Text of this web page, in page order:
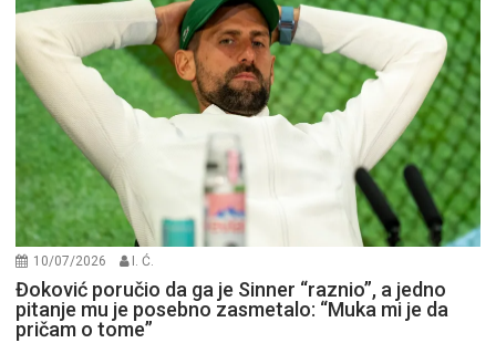
10/07/2026 I. Ć.
Đoković poručio da ga je Sinner “raznio”, a jedno
pitanje mu je posebno zasmetalo: “Muka mi je da
pričam o tome”